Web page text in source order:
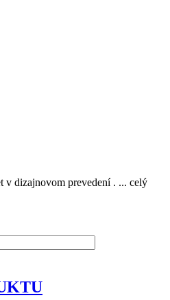
v dizajnovom prevedení . ... celý